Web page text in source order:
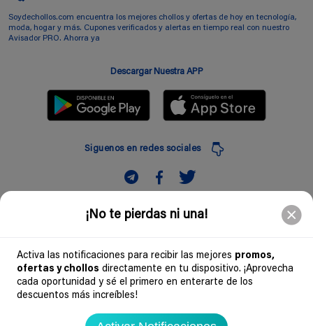
¡No te pierdas ni una!
Activa las notificaciones para recibir las mejores promos,
ofertas y chollos directamente en tu dispositivo. ¡Aprovecha
cada oportunidad y sé el primero en enterarte de los
descuentos más increíbles!
Soydechollos.com encuentra los mejores chollos y ofertas de hoy en tecnología,
moda, hogar y más. Cupones verificados y alertas en tiempo real con nuestro
Avisador PRO. Ahorra ya
Descargar Nuestra APP
Siguenos en redes sociales
Suscribir
Comunidad